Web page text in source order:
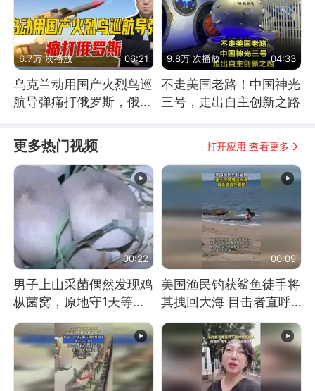
6.7万 次播放 06:21
乌克兰动用国产火烈鸟巡
航导弹痛打俄罗斯，俄军
9.8万 次播放 04:33
不走美国老路！中国神光
三号，走出自主创新之路
更多热门视频 打开应用 查看更多
00:22
男子上山采菌偶然发现鸡
枞菌窝，原地守1天等它
长大：挖了140多朵
00:09
美国渔民钓获鲨鱼徒手将
其拽回大海 目击者直呼
震惊 （视频来源：参考
消息）